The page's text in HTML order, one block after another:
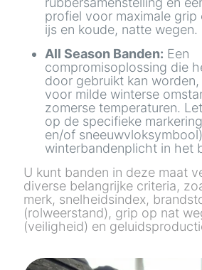
profiel voor maximale grip
ijs en koude, natte wegen.
All Season Banden: Een
compromisoplossing die
door gebruikt kan
voor milde winterse
zomerse temperaturen.
op de specifieke
en/of
winterbandenplicht in het
U kunt banden in deze maat
diverse belangrijke criteria,
merk, snelheidsindex,
(rolweerstand), grip op nat
(veiligheid) en